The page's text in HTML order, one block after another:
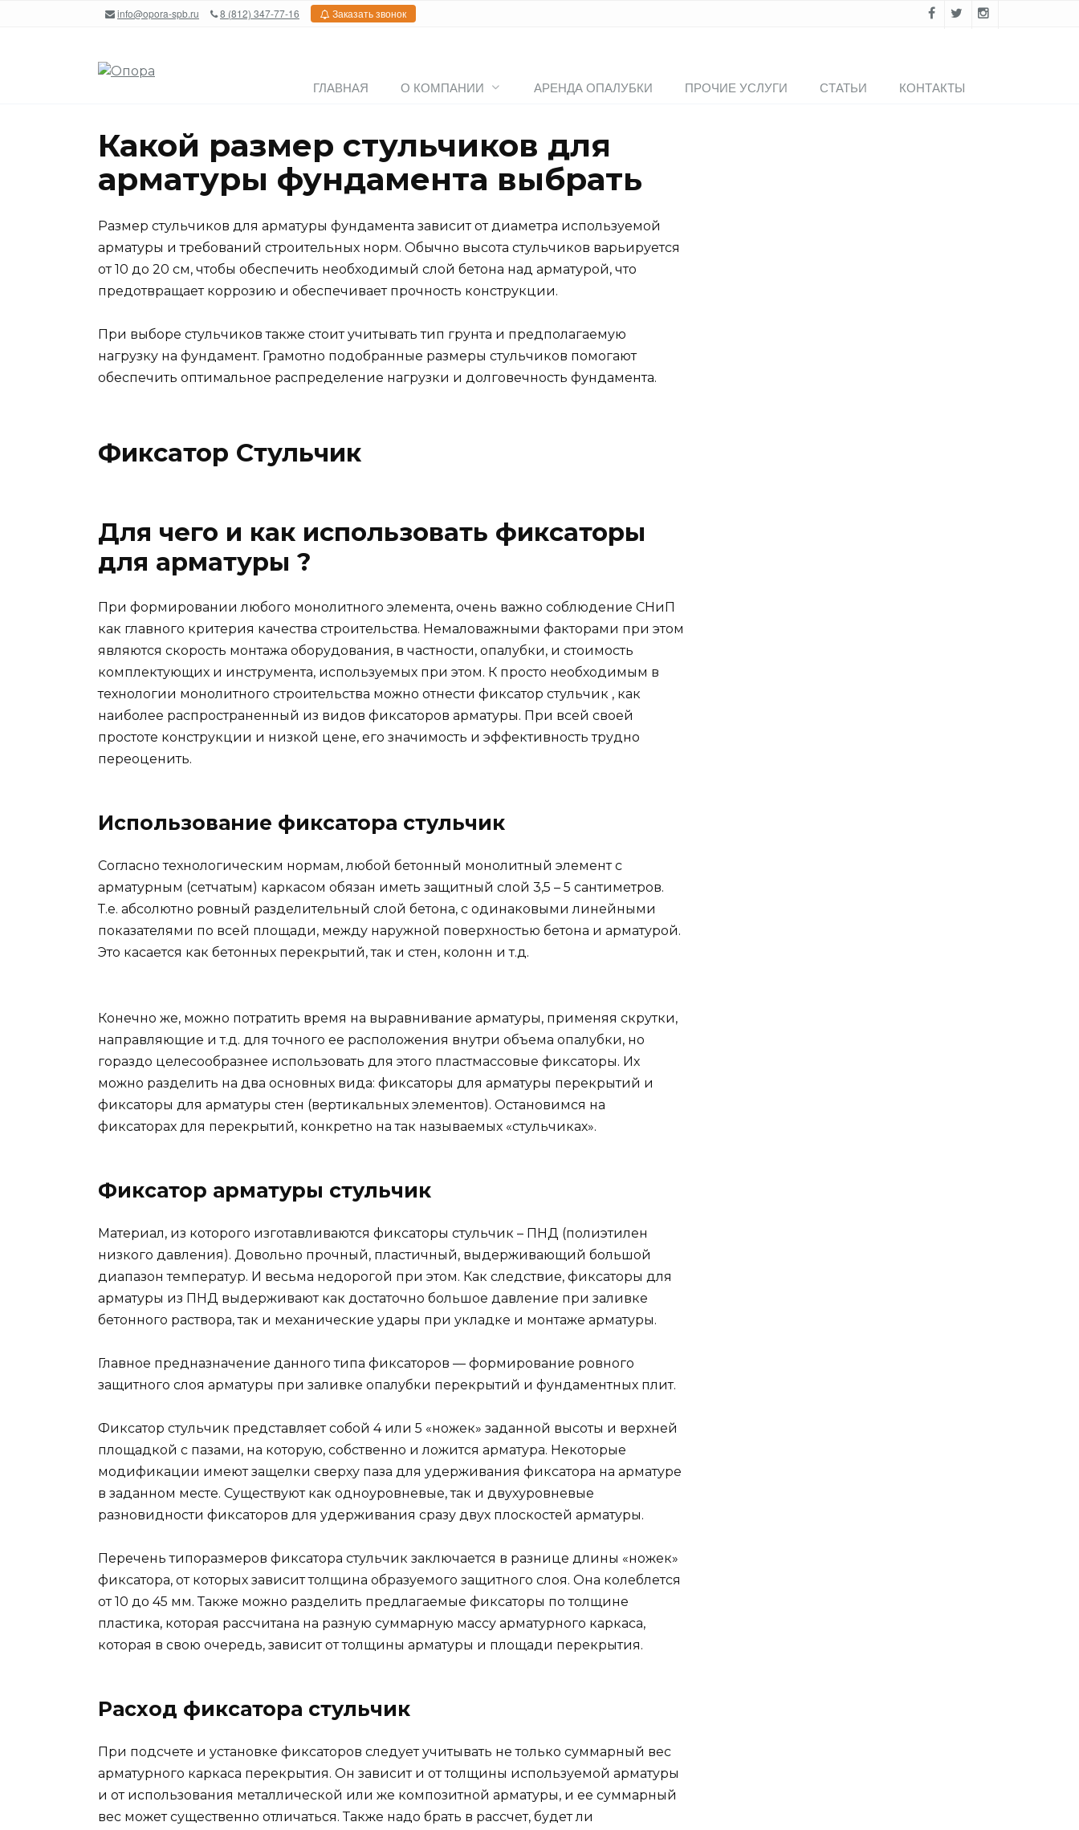
info@opora-spb.ru 8 (812) 347-77-16 Заказать звонок
ГЛАВНАЯ О КОМПАНИИ АРЕНДА ОПАЛУБКИ ПРОЧИЕ УСЛУГИ СТАТЬИ КОНТАКТЫ
Какой размер стульчиков для
арматуры фундамента выбрать
Размер стульчиков для арматуры фундамента зависит от диаметра используемой
арматуры и требований строительных норм. Обычно высота стульчиков варьируется
от 10 до 20 см, чтобы обеспечить необходимый слой бетона над арматурой, что
предотвращает коррозию и обеспечивает прочность конструкции.
При выборе стульчиков также стоит учитывать тип грунта и предполагаемую
нагрузку на фундамент. Грамотно подобранные размеры стульчиков помогают
обеспечить оптимальное распределение нагрузки и долговечность фундамента.
Фиксатор Стульчик
Для чего и как использовать фиксаторы
для арматуры ?
При формировании любого монолитного элемента, очень важно соблюдение СНиП
как главного критерия качества строительства. Немаловажными факторами при этом
являются скорость монтажа оборудования, в частности, опалубки, и стоимость
комплектующих и инструмента, используемых при этом. К просто необходимым в
технологии монолитного строительства можно отнести фиксатор стульчик , как
наиболее распространенный из видов фиксаторов арматуры. При всей своей
простоте конструкции и низкой цене, его значимость и эффективность трудно
переоценить.
Использование фиксатора стульчик
Согласно технологическим нормам, любой бетонный монолитный элемент с
арматурным (сетчатым) каркасом обязан иметь защитный слой 3,5 – 5 сантиметров.
Т.е. абсолютно ровный разделительный слой бетона, с одинаковыми линейными
показателями по всей площади, между наружной поверхностью бетона и арматурой.
Это касается как бетонных перекрытий, так и стен, колонн и т.д.
Конечно же, можно потратить время на выравнивание арматуры, применяя скрутки,
направляющие и т.д. для точного ее расположения внутри объема опалубки, но
гораздо целесообразнее использовать для этого пластмассовые фиксаторы. Их
можно разделить на два основных вида: фиксаторы для арматуры перекрытий и
фиксаторы для арматуры стен (вертикальных элементов). Остановимся на
фиксаторах для перекрытий, конкретно на так называемых «стульчиках».
Фиксатор арматуры стульчик
Материал, из которого изготавливаются фиксаторы стульчик – ПНД (полиэтилен
низкого давления). Довольно прочный, пластичный, выдерживающий большой
диапазон температур. И весьма недорогой при этом. Как следствие, фиксаторы для
арматуры из ПНД выдерживают как достаточно большое давление при заливке
бетонного раствора, так и механические удары при укладке и монтаже арматуры.
Главное предназначение данного типа фиксаторов — формирование ровного
защитного слоя арматуры при заливке опалубки перекрытий и фундаментных плит.
Фиксатор стульчик представляет собой 4 или 5 «ножек» заданной высоты и верхней
площадкой с пазами, на которую, собственно и ложится арматура. Некоторые
модификации имеют защелки сверху паза для удерживания фиксатора на арматуре
в заданном месте. Существуют как одноуровневые, так и двухуровневые
разновидности фиксаторов для удерживания сразу двух плоскостей арматуры.
Перечень типоразмеров фиксатора стульчик заключается в разнице длины «ножек»
фиксатора, от которых зависит толщина образуемого защитного слоя. Она колеблется
от 10 до 45 мм. Также можно разделить предлагаемые фиксаторы по толщине
пластика, которая рассчитана на разную суммарную массу арматурного каркаса,
которая в свою очередь, зависит от толщины арматуры и площади перекрытия.
Расход фиксатора стульчик
При подсчете и установке фиксаторов следует учитывать не только суммарный вес
арматурного каркаса перекрытия. Он зависит и от толщины используемой арматуры
и от использования металлической или же композитной арматуры, и ее суммарный
вес может существенно отличаться. Также надо брать в рассчет, будет ли